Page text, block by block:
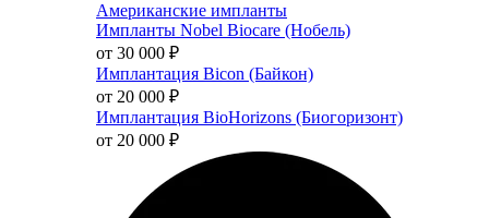
Американские импланты
Импланты Nobel Biocare (Нобель)
от 30 000 ₽
Имплантация Bicon (Байкон)
от 20 000 ₽
Имплантация BioHorizons (Биогоризонт)
от 20 000 ₽